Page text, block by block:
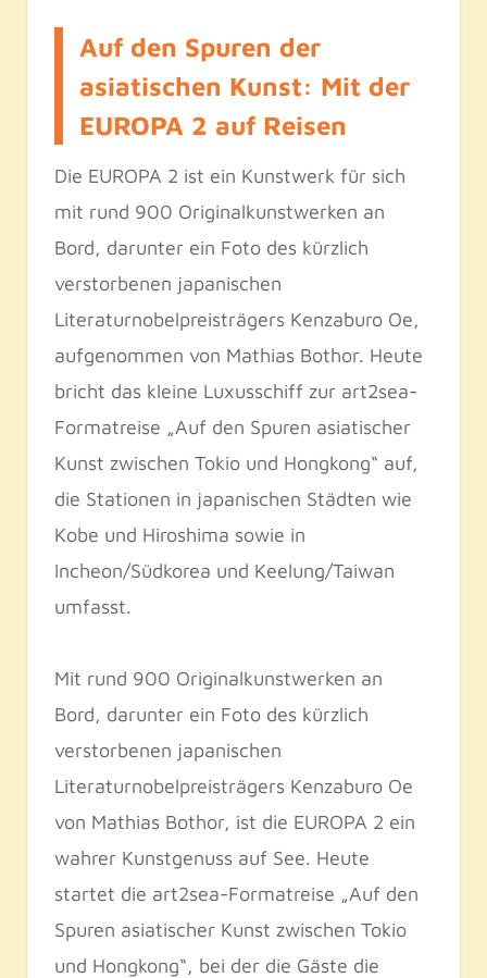
Auf den Spuren der
asiatischen Kunst: Mit der
EUROPA 2 auf Reisen
Die EUROPA 2 ist ein Kunstwerk für sich
mit rund 900 Originalkunstwerken an
Bord, darunter ein Foto des kürzlich
verstorbenen japanischen
Literaturnobelpreisträgers Kenzaburo Oe,
aufgenommen von Mathias Bothor. Heute
bricht das kleine Luxusschiff zur art2sea-
Formatreise „Auf den Spuren asiatischer
Kunst zwischen Tokio und Hongkong“ auf,
die Stationen in japanischen Städten wie
Kobe und Hiroshima sowie in
Incheon/Südkorea und Keelung/Taiwan
umfasst.
Mit rund 900 Originalkunstwerken an
Bord, darunter ein Foto des kürzlich
verstorbenen japanischen
Literaturnobelpreisträgers Kenzaburo Oe
von Mathias Bothor, ist die EUROPA 2 ein
wahrer Kunstgenuss auf See. Heute
startet die art2sea-Formatreise „Auf den
Spuren asiatischer Kunst zwischen Tokio
und Hongkong“, bei der die Gäste die